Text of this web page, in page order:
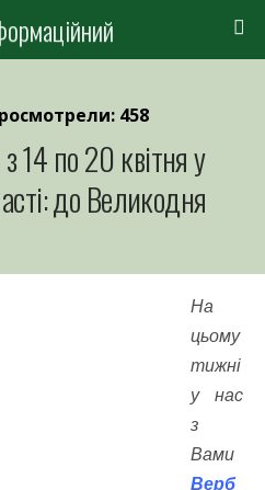
458
14 по 20 квітня у
до Великодня
На
цьому
тижні
у нас
з
Вами
Верб